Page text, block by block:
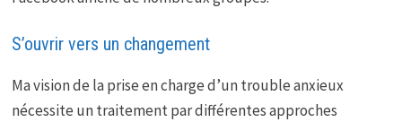
S’ouvrir vers un changement
Ma vision de la prise en charge d’un trouble anxieux
nécessite un traitement par différentes approches